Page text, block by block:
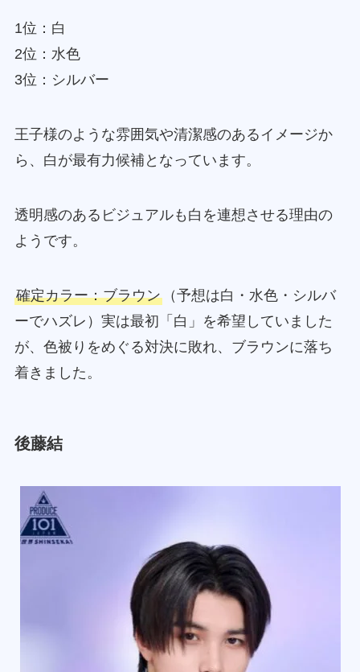
1位：白
2位：水色
3位：シルバー
王子様のような雰囲気や清潔感のあるイメージか
ら、白が最有力候補となっています。
透明感のあるビジュアルも白を連想させる理由の
ようです。
確定カラー：ブラウン（予想は白・水色・シルバ
ーでハズレ）実は最初「白」を希望していました
が、色被りをめぐる対決に敗れ、ブラウンに落ち
着きました。
後藤結